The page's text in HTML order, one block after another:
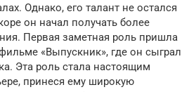
Однако, его талант не остался
он начал получать более
Первая заметная роль пришла
«Выпускник», где он сыграл
Эта роль стала настоящим
принеся ему широкую